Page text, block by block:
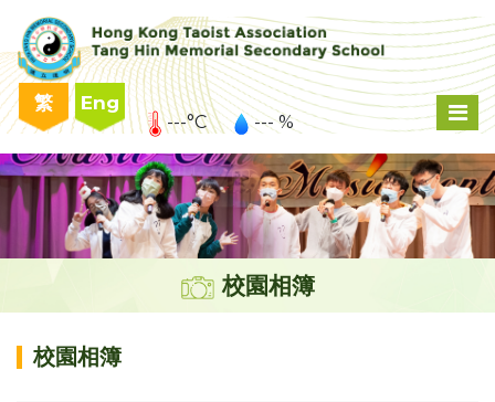
繁 Eng
---°C --- %
校園相簿
校園相簿